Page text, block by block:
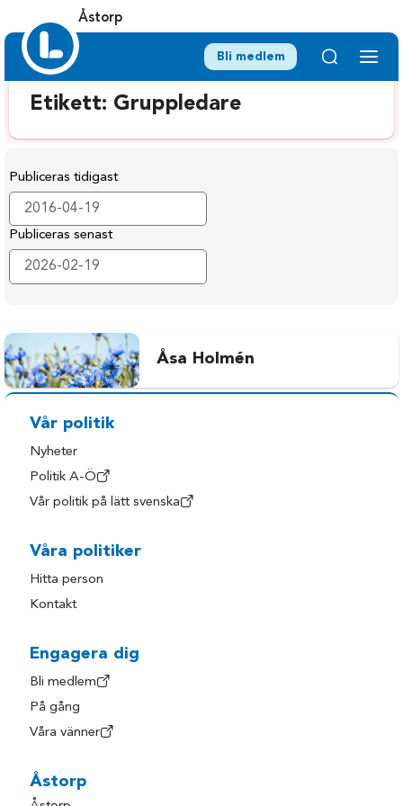
Åstorp
Bli medlem
Etikett: Gruppledare
Publiceras tidigast
Publiceras senast
Åsa Holmén
Vår politik
Nyheter
Politik A-Ö
Vår politik på lätt svenska
Våra politiker
Hitta person
Kontakt
Engagera dig
Bli medlem
På gång
Våra vänner
Åstorp